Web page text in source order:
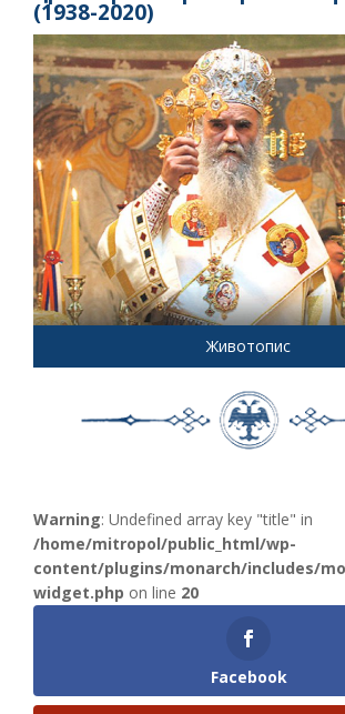
(1938-2020)
Животопис
Warning: Undefined array key "title" in
/home/mitropol/public_html/wp-
content/plugins/monarch/includes/
widget.php on line 20
Facebook